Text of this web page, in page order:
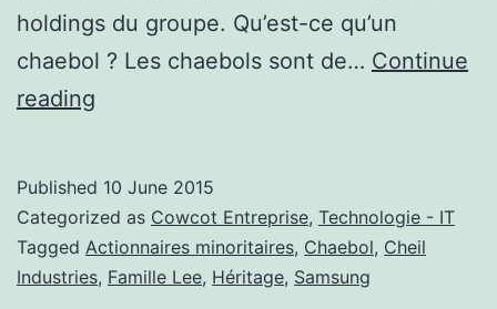
holdings du groupe. Qu’est-ce qu’un
chaebol ? Les chaebols sont de… Continue
reading
pour
accueillir
son
Published 10 June 2015
Categorized as Cowcot Entreprise, Technologie - IT
Tagged Actionnaires minoritaires, Chaebol, Cheil
Industries, Famille Lee, Héritage, Samsung